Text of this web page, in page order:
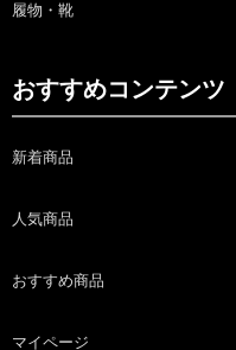
履物・靴
おすすめコンテンツ
新着商品
人気商品
おすすめ商品
マイページ